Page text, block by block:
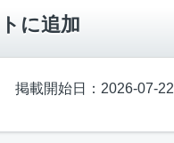
に追加
掲載開始日：2026-07-22